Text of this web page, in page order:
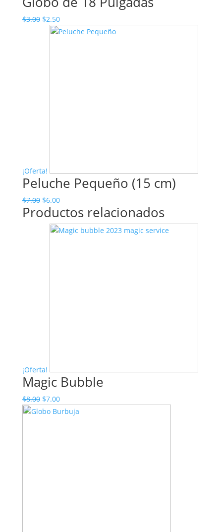
$3.00 El
precio
$2.50El
precio
¡Oferta!
Peluche Pequeño (15 cm)
$7.00 El
precio
original
era:
$6.00El
precio
actual
es:
Productos relacionados
¡Oferta!
Magic Bubble
$8.00 El
precio
$7.00El
precio